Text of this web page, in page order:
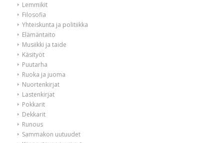
Lemmikit
Filosofia
Yhteiskunta ja politiikka
Elämäntaito
Musiikki ja taide
Käsityöt
Puutarha
Ruoka ja juoma
Nuortenkirjat
Lastenkirjat
Pokkarit
Dekkarit
Runous
Sammakon uutuudet